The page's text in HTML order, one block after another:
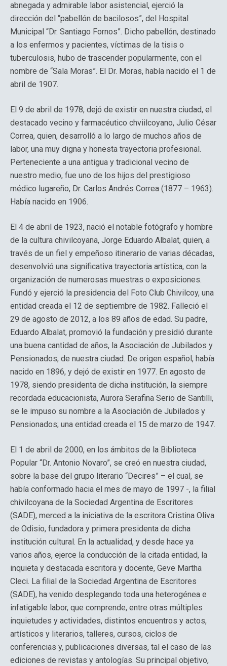
abnegada y admirable labor asistencial, ejerció la
dirección del “pabellón de bacilosos”, del Hospital
Municipal “Dr. Santiago Fornos”. Dicho pabellón, destinado
a los enfermos y pacientes, víctimas de la tisis o
tuberculosis, hubo de trascender popularmente, con el
nombre de “Sala Moras”. El Dr. Moras, había nacido el 1 de
abril de 1907.
El 9 de abril de 1978, dejó de existir en nuestra ciudad, el
destacado vecino y farmacéutico chviilcoyano, Julio César
Correa, quien, desarrolló a lo largo de muchos años de
labor, una muy digna y honesta trayectoria profesional.
Perteneciente a una antigua y tradicional vecino de
nuestro medio, fue uno de los hijos del prestigioso
médico lugareño, Dr. Carlos Andrés Correa (1877 – 1963).
Había nacido en 1906.
El 4 de abril de 1923, nació el notable fotógrafo y hombre
de la cultura chivilcoyana, Jorge Eduardo Albalat, quien, a
través de un fiel y empeñoso itinerario de varias décadas,
desenvolvió una significativa trayectoria artística, con la
organización de numerosas muestras o exposiciones.
Fundó y ejerció la presidencia del Foto Club Chivilcoy, una
entidad creada el 12 de septiembre de 1982. Falleció el
29 de agosto de 2012, a los 89 años de edad. Su padre,
Eduardo Albalat, promovió la fundación y presidió durante
una buena cantidad de años, la Asociación de Jubilados y
Pensionados, de nuestra ciudad. De origen español, había
nacido en 1896, y dejó de existir en 1977. En agosto de
1978, siendo presidenta de dicha institución, la siempre
recordada educacionista, Aurora Serafina Serio de Santilli,
se le impuso su nombre a la Asociación de Jubilados y
Pensionados; una entidad creada el 15 de marzo de 1947.
El 1 de abril de 2000, en los ámbitos de la Biblioteca
Popular “Dr. Antonio Novaro”, se creó en nuestra ciudad,
sobre la base del grupo literario “Decires” – el cual, se
había conformado hacia el mes de mayo de 1997 -, la filial
chivilcoyana de la Sociedad Argentina de Escritores
(SADE), merced a la iniciativa de la escritora Cristina Oliva
de Odisio, fundadora y primera presidenta de dicha
institución cultural. En la actualidad, y desde hace ya
varios años, ejerce la conducción de la citada entidad, la
inquieta y destacada escritora y docente, Geve Martha
Cleci. La filial de la Sociedad Argentina de Escritores
(SADE), ha venido desplegando toda una heterogénea e
infatigable labor, que comprende, entre otras múltiples
inquietudes y actividades, distintos encuentros y actos,
artísticos y literarios, talleres, cursos, ciclos de
conferencias y, publicaciones diversas, tal el caso de las
ediciones de revistas y antologías. Su principal objetivo,